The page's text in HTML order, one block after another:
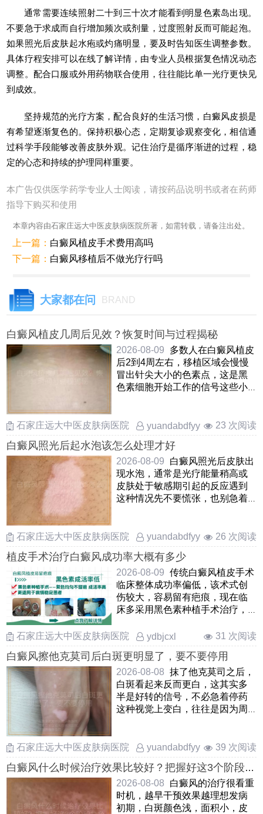
通常需要连续照射二十到三十次才能看到明显色素岛出现。
不要急于求成而自行增加频次或剂量，过度照射反而可能起泡。
如果照光后皮肤起水疱或灼痛明显，要及时告知医生调整参数。
具体疗程安排可以在线了解详情，由专业人员根据复色情况动态
调整。配合口服或外用药物联合使用，往往能比单一光疗更快见
到成效。
坚持规范的光疗方案，配合良好的生活习惯，白癜风皮损是
有希望逐渐复色的。保持积极心态，定期复诊观察变化，相信通
过科学手段能够改善皮肤外观。记住治疗是循序渐进的过程，稳
定的心态和持续的护理同样重要。
本广告仅供医学药学专业人士阅读，请按药品说明书或者在药师
指导下购买和使用
本章内容由石家庄远大中医皮肤病医院所著，如需转载，请备注出处。
上一篇： 白癜风植皮手术费用高吗
下一篇： 白癜风移植后不做光疗行吗
大家都在问 BRAND
白癜风植皮几周后见效？恢复时间与过程揭秘
2026-08-09
多数人在白癜风植皮
后2到4周左右，移植区域会慢慢
冒出针尖大小的色素点，这是黑
色素细胞开始工作的信号这些小
石家庄远大中医皮肤病医院 yuandabdfyy 23 次阅读
白癜风照光后起水泡该怎么处理才好
2026-08-09
白癜风照光后皮肤出
现水泡，通常是光疗能量稍高或
皮肤处于敏感期引起的反应遇到
这种情况先不要慌张，也别急着
石家庄远大中医皮肤病医院 yuandabdfyy 26 次阅读
植皮手术治疗白癜风成功率大概有多少
2026-08-09 传统白癜风植皮手术
临床整体成功率偏低，该术式创
伤较大，容易留有疤痕，现在临
床多采用黑色素种植手术治疗，
……
石家庄远大中医皮肤病医院 ydbjcxl 31 次阅读
白癜风擦他克莫司后白斑更明显了，要不要停用
2026-08-08 抹了他克莫司之后，
白斑看起来反而更白，这其实多
半是好转的信号，不必急着停药
这种视觉上变白，往往是因为周
石家庄远大中医皮肤病医院
yuandabdfyy 39 次阅读
白癜风什么时候治疗效果比较好？把握好这3个阶段复
色更快
2026-08-08
白癜风的治疗很看重
时机，越早干预效果越理想发病
初期，白斑颜色浅，面积小，皮